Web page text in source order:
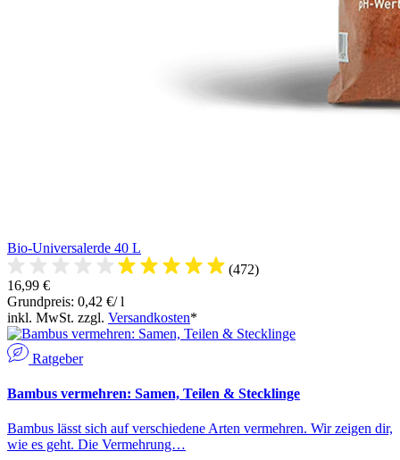
Bio-Universalerde 40 L
(472)
16,99 €
Grundpreis: 0,42 €/ l
inkl. MwSt. zzgl. Versandkosten*
Ratgeber
Bambus vermehren: Samen, Teilen & Stecklinge
Bambus lässt sich auf verschiedene Arten vermehren. Wir zeigen dir,
wie es geht. Die Vermehrung…